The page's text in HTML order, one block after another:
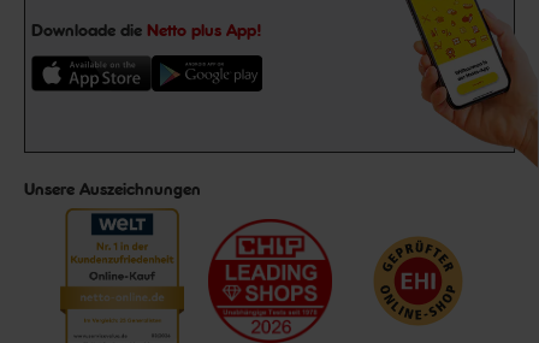
Downloade die Netto plus App!
Unsere Auszeichnungen